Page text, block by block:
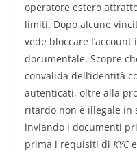
operatore estero
limiti. Dopo alcune
vede bloccare
documentale. Scopre
convalida dell’identità
autenticati, oltre alla
ritardo non è illegale in
inviando i documenti
prima i requisiti di KYCe